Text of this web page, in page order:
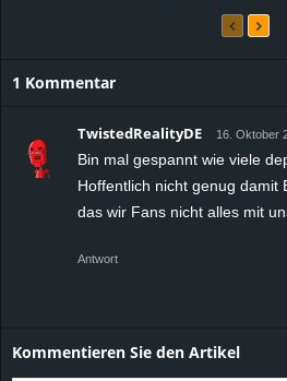
1 Kommentar
TwistedRealityDE 16. Oktober
Bin mal gespannt wie viele
Hoffentlich nicht genug damit
das wir Fans nicht alles mit
Antwort
Kommentieren Sie den Artikel